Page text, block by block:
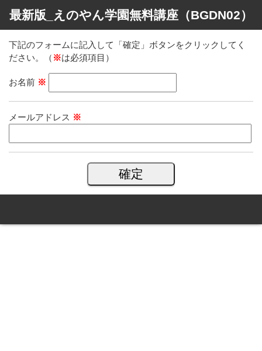
最新版_えのやん学園無料講座（BGDN02）
下記のフォームに記入して「確定」ボタンをクリックしてく
ださい。（ ※は必須項目）
お名前 ※
メールアドレス ※